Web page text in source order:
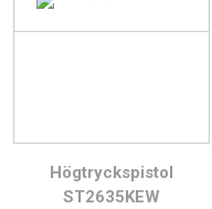
Högtryckspistol
ST2635KEW